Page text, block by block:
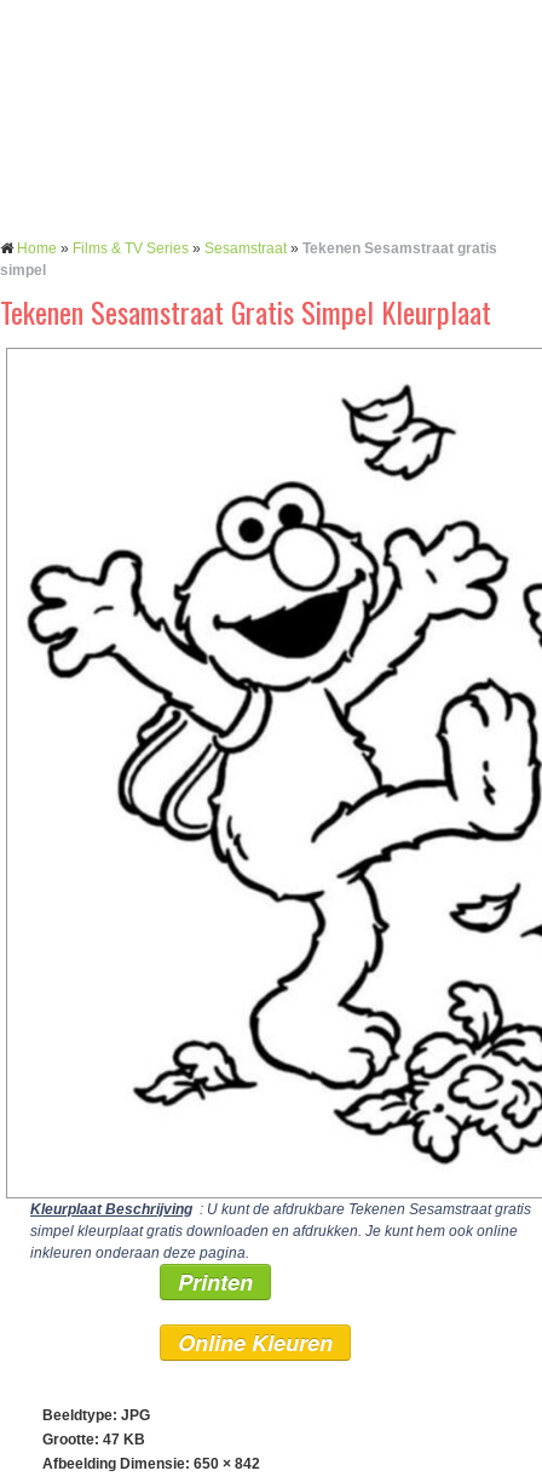
Home » Films & TV Series » Sesamstraat» Tekenen Sesamstraat gratis
simpel
Tekenen Sesamstraat Gratis Simpel Kleurplaat
Kleurplaat Beschrijving : U kunt de afdrukbare Tekenen Sesamstraat gratis
simpel kleurplaat gratis downloaden en afdrukken. Je kunt hem ook online
inkleuren onderaan deze pagina.
Printen
Online Kleuren
Beeldtype: JPG
Grootte: 47 KB
Afbeelding Dimensie: 650 × 842